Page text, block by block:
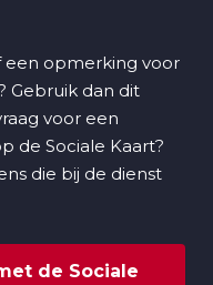
een opmerking voor
Gebruik dan dit
voor een
de Sociale Kaart?
die bij de dienst
de Sociale